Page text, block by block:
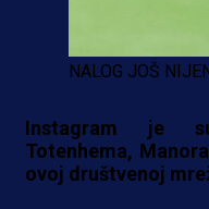
NALOG JOŠ
Instagram je
Totenhema,
ovoj društvenoj